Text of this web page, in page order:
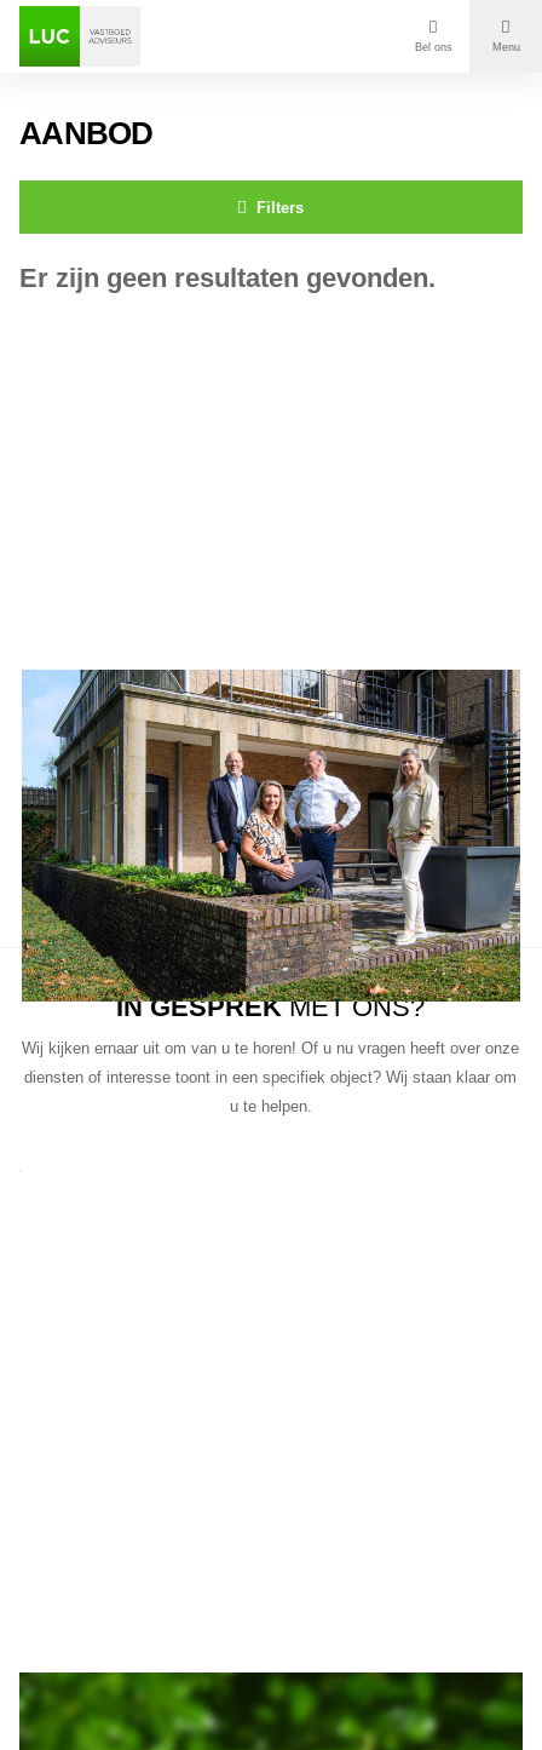
Bel ons Menu
AANBOD
Filters
Er zijn geen resultaten gevonden.
Aanbod van LUC
Neem de tijd om onze lijst met beschikbare object te bekijken en
aarzel niet om contact met ons op te nemen als u vragen heeft, meer
informatie wilt of een bezichtiging wil plannen.
Ons team van vastgoedprofessionals staat klaar om u te helpen bij
elke stap van het proces.
IN GESPREKMET ONS?
Wij kijken ernaar uit om van u te horen! Of u nu vragen heeft over onze
diensten of interesse toont in een specifiek object? Wij staan klaar om
u te helpen.
Arthur Lankhuizen